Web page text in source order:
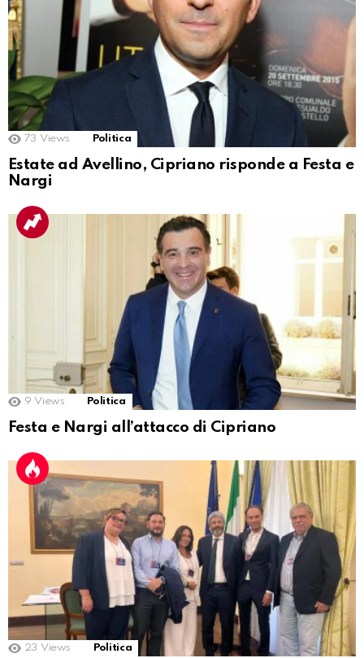
73 Views Politica
Estate ad Avellino, Cipriano risponde a Festa e
Nargi
9 Views Politica
Festa e Nargi all’attacco di Cipriano
23 Views Politica